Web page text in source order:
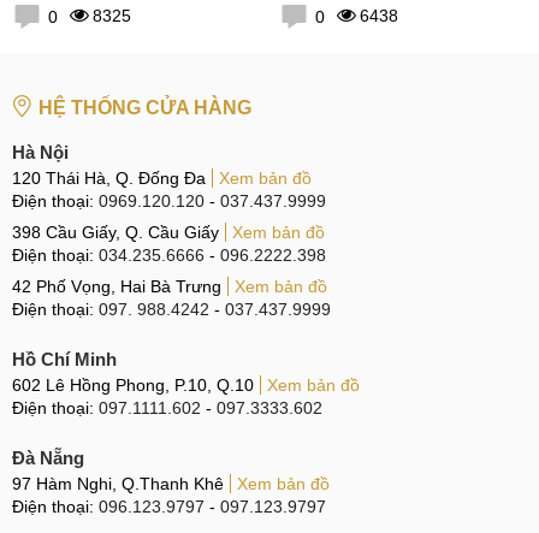
0
8325
0
6438
HỆ THỐNG CỬA HÀNG
Hà Nội
120 Thái Hà, Q. Đống Đa
Xem bản đồ
Điện thoại: 0969.120.120 - 037.437.9999
398 Cầu Giấy, Q. Cầu Giấy
Xem bản đồ
Điện thoại: 034.235.6666 - 096.2222.398
42 Phố Vọng, Hai Bà Trưng
Xem bản đồ
Điện thoại: 097. 988.4242 - 037.437.9999
Hồ Chí Minh
602 Lê Hồng Phong, P.10, Q.10
Xem bản đồ
Điện thoại: 097.1111.602 - 097.3333.602
Đà Nẵng
97 Hàm Nghi, Q.Thanh Khê
Xem bản đồ
Điện thoại: 096.123.9797 - 097.123.9797